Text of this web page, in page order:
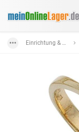
Einrichtung & Wohnaccessoires